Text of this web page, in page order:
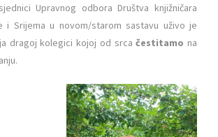
Upravnog odbora Društva knjižničara
i Srijema u novom/starom sastavu uživo je
dragoj kolegici kojoj od srcačestitamo na